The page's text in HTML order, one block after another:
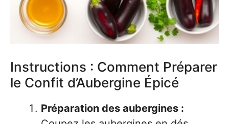
Instructions : Comment Préparer
le Confit d’Aubergine Épicé
Préparation des aubergines :